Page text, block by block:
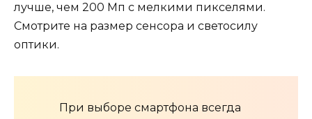
лучше, чем 200 Мп с мелкими пикселями.
Смотрите на размер сенсора и светосилу
оптики.
При выборе смартфона всегда